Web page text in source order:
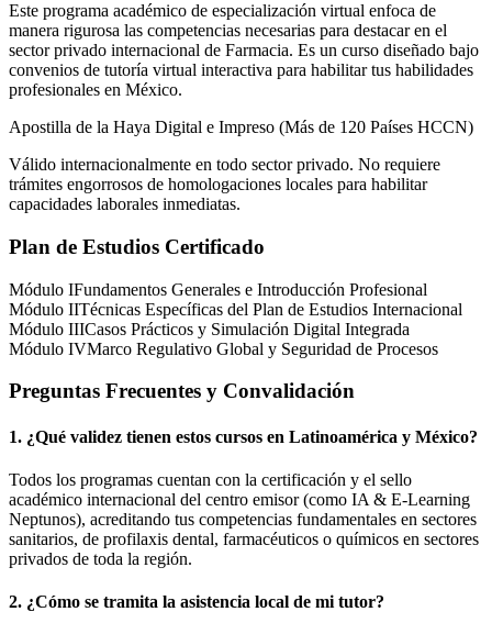
Este programa académico de especialización virtual enfoca de
manera rigurosa las competencias necesarias para destacar en el
sector privado internacional de Farmacia. Es un curso diseñado bajo
convenios de tutoría virtual interactiva para habilitar tus habilidades
profesionales en México.
Apostilla de la Haya Digital e Impreso (Más de 120 Países HCCN)
Válido internacionalmente en todo sector privado. No requiere
trámites engorrosos de homologaciones locales para habilitar
capacidades laborales inmediatas.
Plan de Estudios Certificado
Módulo IFundamentos Generales e Introducción Profesional
Módulo IITécnicas Específicas del Plan de Estudios Internacional
Módulo IIICasos Prácticos y Simulación Digital Integrada
Módulo IVMarco Regulativo Global y Seguridad de Procesos
Preguntas Frecuentes y Convalidación
1. ¿Qué validez tienen estos cursos en Latinoamérica y México?
Todos los programas cuentan con la certificación y el sello
académico internacional del centro emisor (como IA & E-Learning
Neptunos), acreditando tus competencias fundamentales en sectores
sanitarios, de profilaxis dental, farmacéuticos o químicos en sectores
privados de toda la región.
2. ¿Cómo se tramita la asistencia local de mi tutor?